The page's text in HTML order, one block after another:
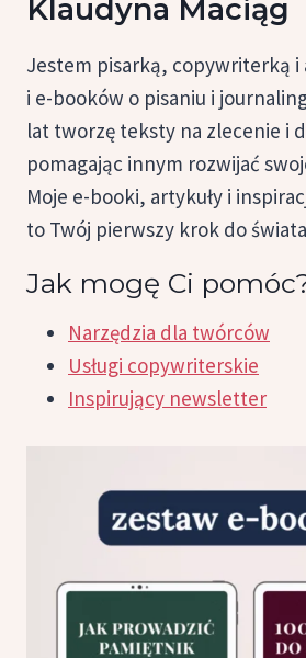
Klaudyna Maciąg
Jestem pisarką, copywriterką i
i e-booków o pisaniu i
lat tworzę teksty na zlecenie i
pomagając innym rozwijać
Moje e-booki, artykuły i
to Twój pierwszy krok do
Jak mogę Ci
Narzędzia dla twórców
Usługi copywriterskie
Inspirujący newsletter